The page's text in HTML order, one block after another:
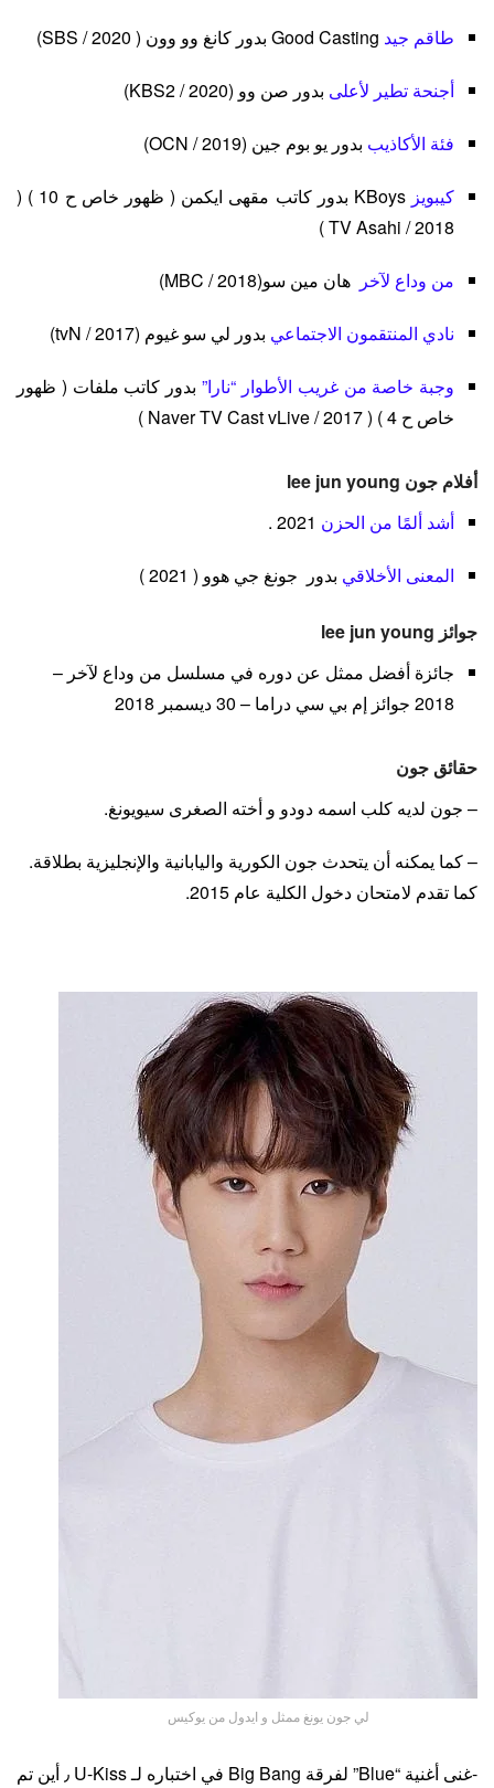
طاقم جيد
أجنحة تطير لأعلى بدور صن وو (KBS2 / 2020)
فئة الأكاذيب بدور يو بوم جين (OCN / 2019)
كيبويز
KBoys بدور كاتب مقهى ايكمن ( ظهور خاص ح 10 ) (
TV Asahi / 2018 )
من وداع لآخر هان مين سو(MBC / 2018)
نادي المنتقمون الاجتماعي بدور لي سو غيوم (tvN / 2017)
وجبة خاصة من غريب الأطوار “نارا” بدور كاتب ملفات ( ظهور
خاص ح 4 ) ( Naver TV Cast vLive / 2017 )
أفلام جون lee jun young
أشد ألمًا من الحزن
المعنى الأخلاقي بدور جونغ جي هوو ( 2021 )
جوائز lee jun young
جائزة أفضل ممثل عن دوره في مسلسل من وداع لآخر –
2018 جوائز إم بي سي دراما – 30 ديسمبر 2018
حقائق جون
– جون لديه كلب اسمه دودو و أخته الصغرى سيويونغ.
– كما يمكنه أن يتحدث جون الكورية واليابانية والإنجليزية بطلاقة.
كما تقدم لامتحان دخول الكلية عام 2015.
لي جون يونغ ممثل و ايدول من يوكيس
-غنى أغنية “Blue” لفرقة Big Bang في اختباره لـ U-Kiss ٫ أين تم